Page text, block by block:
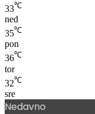
33℃
ned
35℃
pon
36℃
tor
32℃
sre
Nedavno